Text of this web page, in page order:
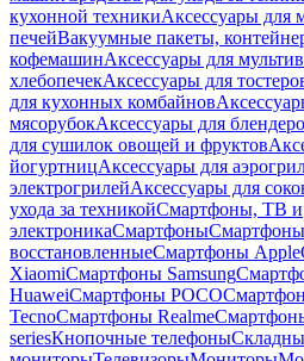
кухонной техникиАксессуары для
печейВакуумные пакеты,
кофемашинАксессуары для
хлебопечекАксессуары для
для кухонных комбайнов
мясорубокАксессуары для
для сушилок овощей и фруктов
йогуртницАксессуары для
электрогрилейАксессуары для
ухода за техникойСмартфоны, ТВ и
электроникаСмартфоныСмартфоны
восстановленныеСмартфоны Apple
XiaomiСмартфоны Samsung
HuaweiСмартфоны POCO
TecnoСмартфоны Realme
seriesКнопочные телефоны